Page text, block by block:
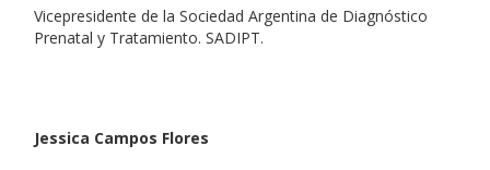
Vicepresidente de la Sociedad Argentina de Diagnóstico
Prenatal y Tratamiento. SADIPT.
Jessica Campos Flores